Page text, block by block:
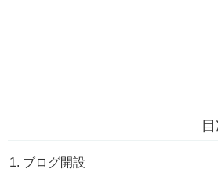
ブログ開設